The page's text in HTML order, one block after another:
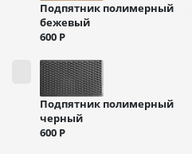
Подпятник полимерный
бежевый
600 Р
Подпятник полимерный
черный
600 Р